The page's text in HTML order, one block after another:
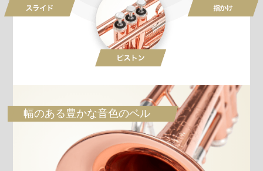
幅のある豊かな音色のベル